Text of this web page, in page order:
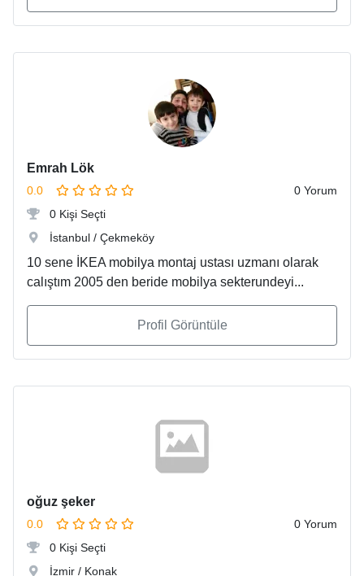
Emrah Lök
0.0
0 Yorum
0 Kişi Seçti
İstanbul / Çekmeköy
10 sene İKEA mobilya montaj ustası uzmanı olarak
calıştım 2005 den beride mobilya sekterundeyi...
Profil Görüntüle
oğuz şeker
0.0
0 Yorum
0 Kişi Seçti
İzmir / Konak